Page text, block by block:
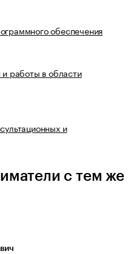
обеспечения
и работы в области
и
с тем же